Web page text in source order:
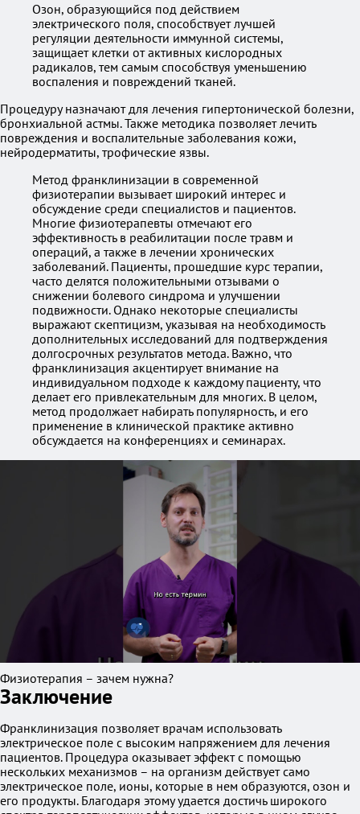
Озон, образующийся под действием
электрического поля, способствует лучшей
регуляции деятельности иммунной системы,
защищает клетки от активных кислородных
радикалов, тем самым способствуя уменьшению
воспаления и повреждений тканей.
Процедуру назначают для лечения гипертонической болезни,
бронхиальной астмы. Также методика позволяет лечить
повреждения и воспалительные заболевания кожи,
нейродерматиты, трофические язвы.
Метод франклинизации в современной
физиотерапии вызывает широкий интерес и
обсуждение среди специалистов и пациентов.
Многие физиотерапевты отмечают его
эффективность в реабилитации после травм и
операций, а также в лечении хронических
заболеваний. Пациенты, прошедшие курс терапии,
часто делятся положительными отзывами о
снижении болевого синдрома и улучшении
подвижности. Однако некоторые специалисты
выражают скептицизм, указывая на необходимость
дополнительных исследований для подтверждения
долгосрочных результатов метода. Важно, что
франклинизация акцентирует внимание на
индивидуальном подходе к каждому пациенту, что
делает его привлекательным для многих. В целом,
метод продолжает набирать популярность, и его
применение в клинической практике активно
обсуждается на конференциях и семинарах.
Физиотерапия – зачем нужна?
Заключение
Франклинизация позволяет врачам использовать
электрическое поле с высоким напряжением для лечения
пациентов. Процедура оказывает эффект с помощью
нескольких механизмов – на организм действует само
электрическое поле, ионы, которые в нем образуются, озон и
его продукты. Благодаря этому удается достичь широкого